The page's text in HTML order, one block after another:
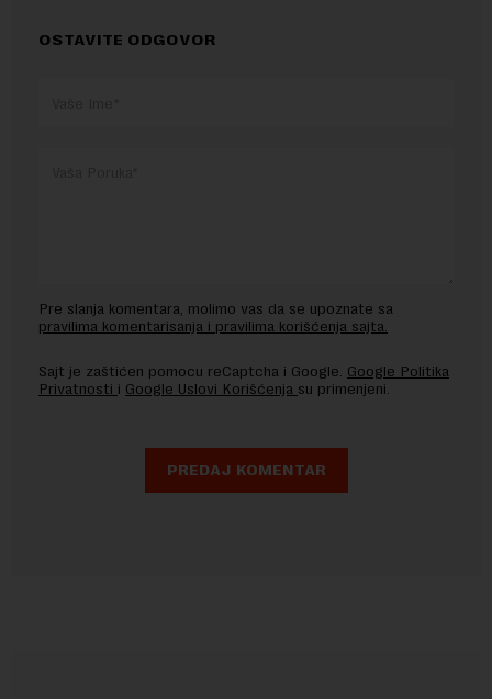
OSTAVITE ODGOVOR
Pre slanja komentara, molimo vas da se upoznate sa
pravilima komentarisanja i pravilima korišćenja sajta.
Sajt je zaštićen pomocu reCaptcha i Google. Google Politika
Privatnosti i Google Uslovi Korišćenja su primenjeni.